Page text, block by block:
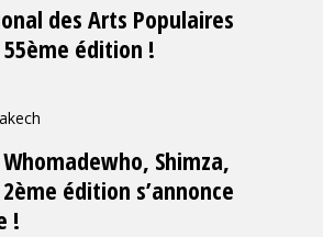
des Arts Populaires
édition !
Shimza,
édition s’annonce
!